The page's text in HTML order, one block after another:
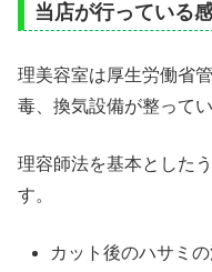
当店が行っている
理美容室は厚生労働省
毒、換気設備が整って
理容師法を基本とした
す。
カット後のハサミ